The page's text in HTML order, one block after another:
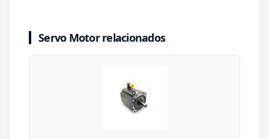
Servo Motor relacionados